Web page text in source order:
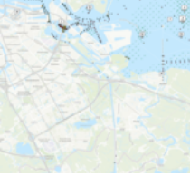
Home Contact